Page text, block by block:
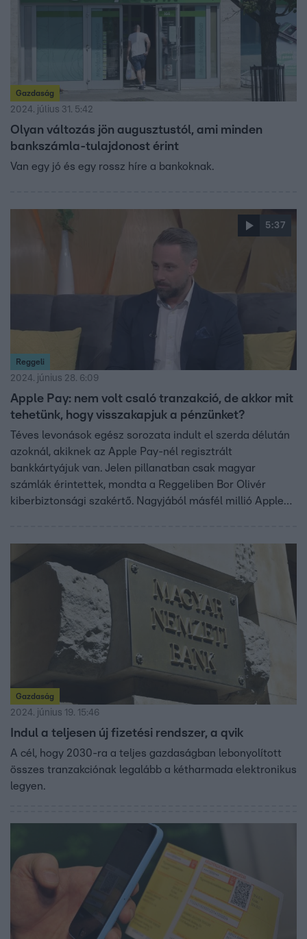
Gazdaság
2024. július 31. 5:42
Olyan változás jön augusztustól, ami minden
bankszámla-tulajdonost érint
Van egy jó és egy rossz híre a bankoknak.
5:37
Reggeli
2024. június 28. 6:09
Apple Pay: nem volt csaló tranzakció, de akkor mit
tehetünk, hogy visszakapjuk a pénzünket?
Téves levonások egész sorozata indult el szerda délután
azoknál, akiknek az Apple Pay-nél regisztrált
bankkártyájuk van. Jelen pillanatban csak magyar
számlák érintettek, mondta a Reggeliben Bor Olivér
kiberbiztonsági szakértő. Nagyjából másfél millió Apple
(Apple pénztárca) – mondta Bor. Az érintettek
megnyugodhatnak, technikai hiba történt és a magyar
bankok is gyorsan reagáltak a helyzetre. A
kiberbiztonsági szakértő figyelmeztet: bármilyen
pénzügyi csalást fedezünk fel, mindig a bankunknak
jelentsük először. Fontos biztonsági lépcső, ha például
napi limitet adunk meg a bankkártyánknál.
Gazdaság
2024. június 19. 15:46
Indul a teljesen új fizetési rendszer, a qvik
A cél, hogy 2030-ra a teljes gazdaságban lebonyolított
összes tranzakciónak legalább a kétharmada elektronikus
legyen.